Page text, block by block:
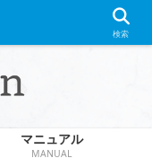
マニュアル
MANUAL
検索